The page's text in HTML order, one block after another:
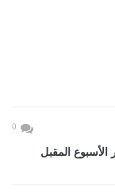
0
الأسبوع المقبل